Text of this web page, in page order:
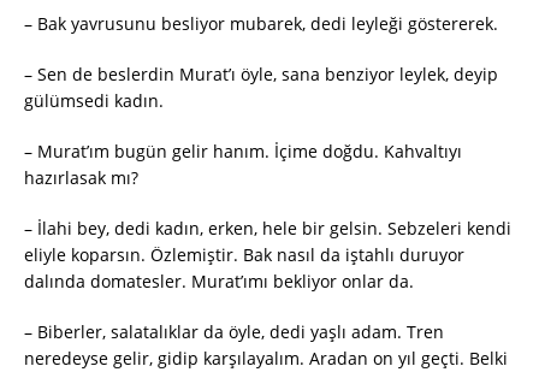
– Bak yavrusunu besliyor mubarek, dedi leyleği göstererek.
– Sen de beslerdin Murat’ı öyle, sana benziyor leylek, deyip
gülümsedi kadın.
– Murat’ım bugün gelir hanım. İçime doğdu. Kahvaltıyı
hazırlasak mı?
– İlahi bey, dedi kadın, erken, hele bir gelsin. Sebzeleri kendi
eliyle koparsın. Özlemiştir. Bak nasıl da iştahlı duruyor
dalında domatesler. Murat’ımı bekliyor onlar da.
– Biberler, salatalıklar da öyle, dedi yaşlı adam. Tren
neredeyse gelir, gidip karşılayalım. Aradan on yıl geçti. Belki